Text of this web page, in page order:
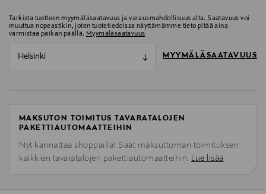
Tarkista tuotteen myymäläsaatavuus ja varausmahdollisuus alta. Saatavuus voi
muuttua nopeastikin, joten tuotetiedoissa näyttämämme tieto pitää aina
varmistaa paikan päällä. Myymäläsaatavuus
Helsinki MYYMÄLÄSAATAVUUS
MAKSUTON TOIMITUS TAVARATALOJEN
PAKETTIAUTOMAATTEIHIN
Nyt kannattaa shoppailla! Saat maksuttoman toimituksen
kaikkien tavaratalojen pakettiautomaatteihin. Lue lisää